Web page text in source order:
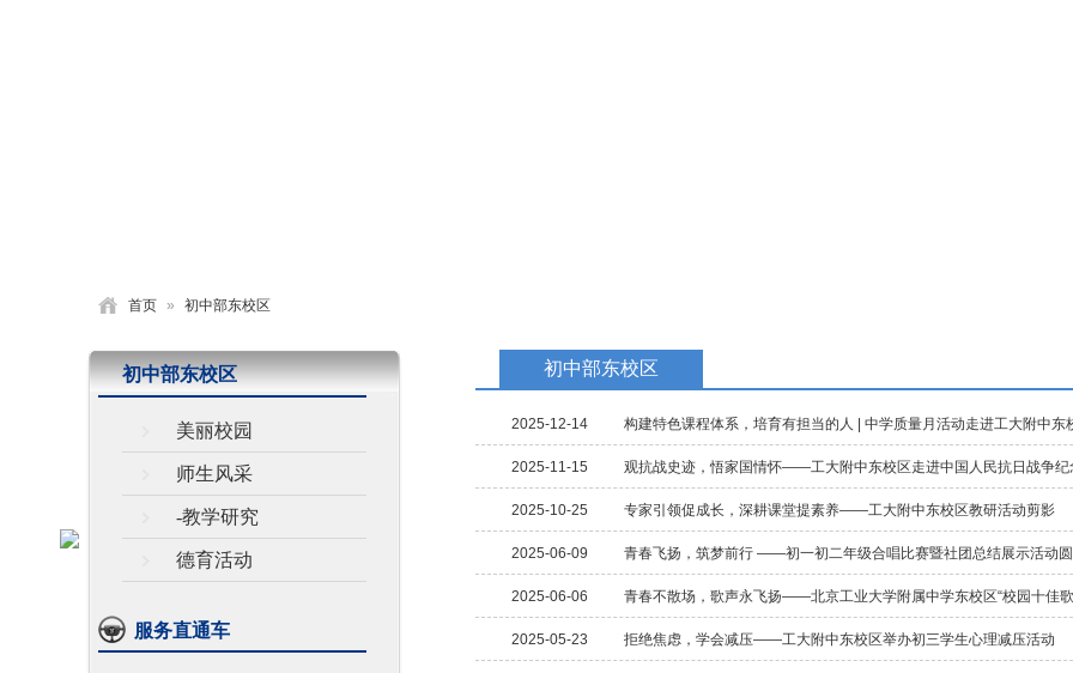
首页 » 初中部东校区
初中部东校区
美丽校园
师生风采
-教学研究
德育活动
服务直通车
初中部东校区
2025-12-14 构建特色课程体系，培育有担当的人 | 中学质量月活动走进工大附中东
2025-11-15 观抗战史迹，悟家国情怀——工大附中东校区走进中国人民抗日战争纪
2025-10-25 专家引领促成长，深耕课堂提素养——工大附中东校区教研活动剪影
2025-06-09 青春飞扬，筑梦前行 ——初一初二年级合唱比赛暨社团总结展示活动
2025-06-06 青春不散场，歌声永飞扬——北京工业大学附属中学东校区“校园十佳
2025-05-23 拒绝焦虑，学会减压——工大附中东校区举办初三学生心理减压活动